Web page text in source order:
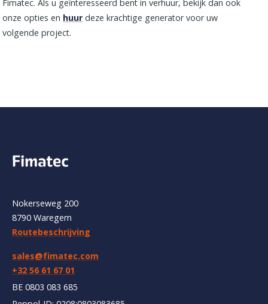
Fimatec. Als u geïnteresseerd bent in verhuur, bekijk dan ook
onze opties en huur deze krachtige generator voor uw
volgende project.
Nokerseweg 200
8790 Waregem
Routebeschrijving
sales@fimatec.com
+32 56 61 67 01
BE 0803 083 685